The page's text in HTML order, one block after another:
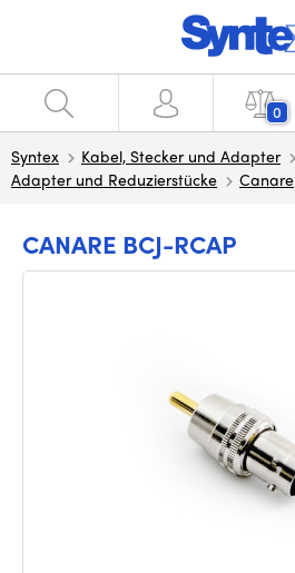
0
Syntex Kabel, Stecker und Adapter
Adapter und Reduzierstücke
Canare
CANARE BCJ-RCAP